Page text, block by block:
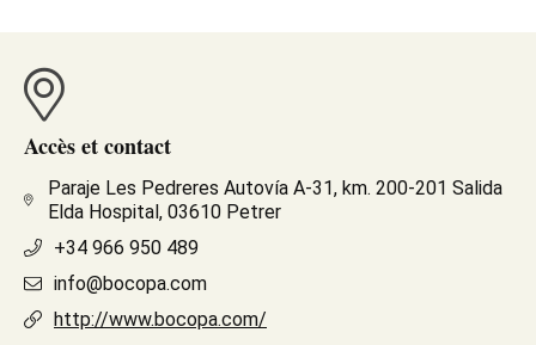
Accès et contact
Paraje Les Pedreres Autovía A-31, km. 200-201 Salida
Elda Hospital, 03610 Petrer
+34 966 950 489
info@bocopa.com
http://www.bocopa.com/